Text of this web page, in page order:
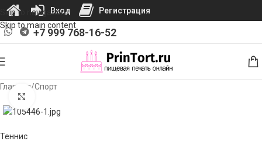
Skip to navigation
Skip to main content
+7 999 768-16-52
Главная/Спорт
Теннис
Вход Регистрация